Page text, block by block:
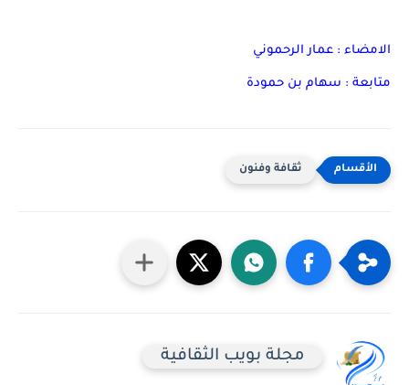
الامضاء : عمار الرحموني
متابعة : سهام بن حمودة
ثقافة وفنون
مجلة بويب الثقافية